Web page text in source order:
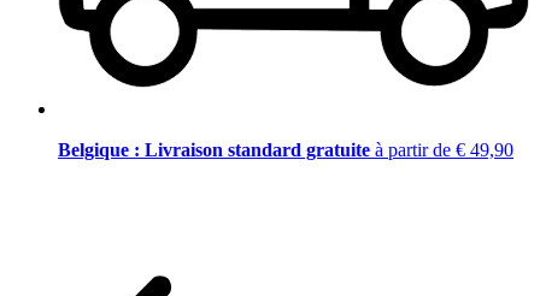
Belgique : Livraison standard gratuite à partir de € 49,90